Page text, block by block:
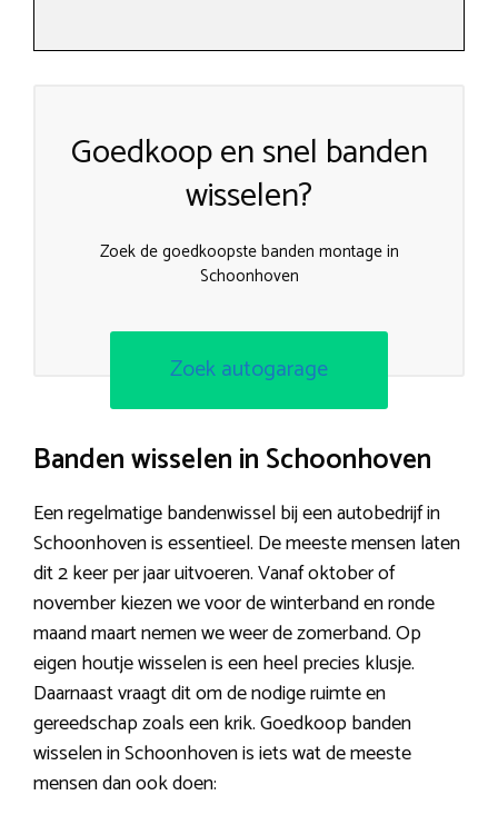
Goedkoop en snel banden
wisselen?
Zoek de goedkoopste banden montage in
Schoonhoven
Zoek autogarage
Banden wisselen in Schoonhoven
Een regelmatige bandenwissel bij een autobedrijf in
Schoonhoven is essentieel. De meeste mensen laten
dit 2 keer per jaar uitvoeren. Vanaf oktober of
november kiezen we voor de winterband en ronde
maand maart nemen we weer de zomerband. Op
eigen houtje wisselen is een heel precies klusje.
Daarnaast vraagt dit om de nodige ruimte en
gereedschap zoals een krik. Goedkoop banden
wisselen in Schoonhoven is iets wat de meeste
mensen dan ook doen: